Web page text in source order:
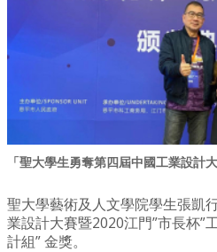
「聖大學生勇奪第四屆中國工業設計
聖大學藝術及人文學院學生張凱
業設計大賽暨2020江門”市長杯”
計組” 金獎。